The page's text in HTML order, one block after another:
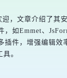
，文章介绍了其
，如Emmet、
插件，增强编辑
。